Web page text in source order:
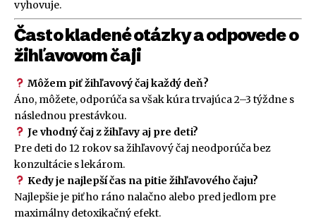
vyhovuje.
Často kladené otázky a odpovede o
žihľavovom čaji
Môžem piť žihľavový čaj každý deň?
Áno, môžete, odporúča sa však kúra trvajúca 2–3 týždne s
následnou prestávkou.
Je vhodný čaj z žihľavy aj pre deti?
Pre deti do 12 rokov sa žihľavový čaj neodporúča bez
konzultácie s lekárom.
Kedy je najlepší čas na pitie žihľavového čaju?
Najlepšie je piť ho ráno nalačno alebo pred jedlom pre
maximálny detoxikačný efekt.